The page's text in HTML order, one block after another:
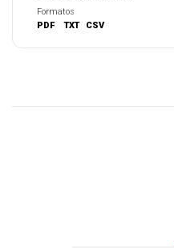
Formatos
PDF
TXT CSV